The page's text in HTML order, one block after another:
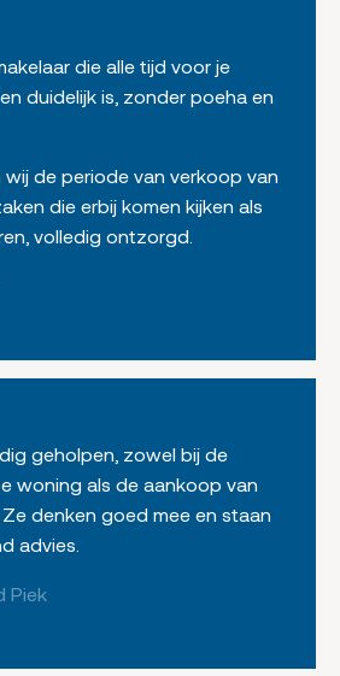
die alle tijd voor je
duidelijk is, zonder poeha en
de periode van verkoop van
die erbij komen kijken als
volledig ontzorgd.
geholpen, zowel bij de
woning als de aankoop van
denken goed mee en staan
advies.
Piek